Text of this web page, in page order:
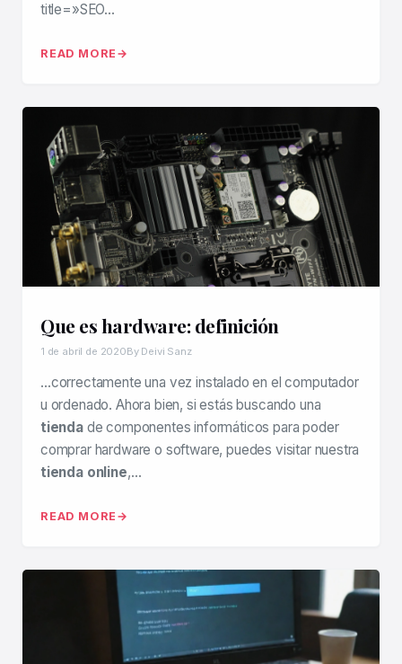
title=»SEO…
READ MORE
Que es hardware: definición
1 de abril de 2020By Deivi Sanz
…correctamente una vez instalado en el computador
u ordenado. Ahora bien, si estás buscando una
tiendade componentes informáticos para poder
comprar hardware o software, puedes visitar nuestra
tienda online,…
READ MORE